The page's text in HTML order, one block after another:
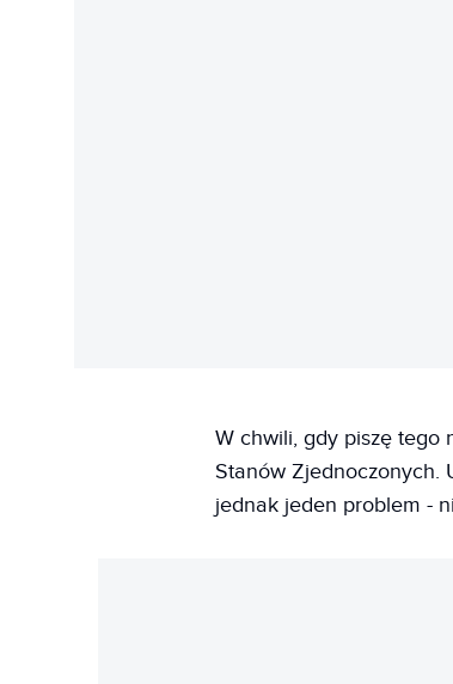
W chwili, gdy piszę tego
Stanów Zjednoczonych.
jednak jeden problem -